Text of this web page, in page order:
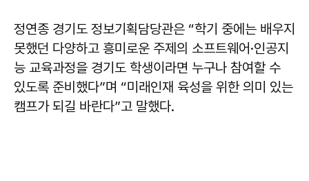
정연종 경기도 정보기획담당관은 “학기 중에는 배우지
못했던 다양하고 흥미로운 주제의 소프트웨어·인공지
능 교육과정을 경기도 학생이라면 누구나 참여할 수
있도록 준비했다”며 “미래인재 육성을 위한 의미 있는
캠프가 되길 바란다”고 말했다.